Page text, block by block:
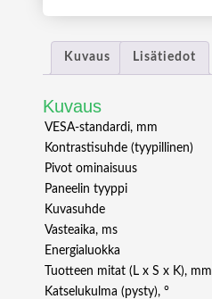
Kuvaus Lisätiedot
Kuvaus
VESA-standardi, mm
Kontrastisuhde (tyypillinen)
Pivot ominaisuus
Paneelin tyyppi
Kuvasuhde
Vasteaika, ms
Energialuokka
Tuotteen mitat (L x S x K), mm
Katselukulma (pysty), °